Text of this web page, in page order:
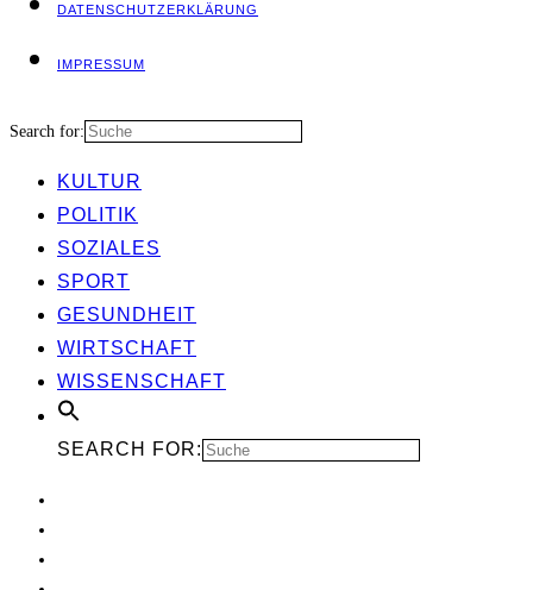
DATEN­SCHUTZ­ER­KLÄ­RUNG
IMPRES­SUM
Search for:
KUL­TUR
POLI­TIK
SOZIA­LES
SPORT
GESUND­HEIT
WIRT­SCHAFT
WIS­SEN­SCHAFT
SEARCH FOR: